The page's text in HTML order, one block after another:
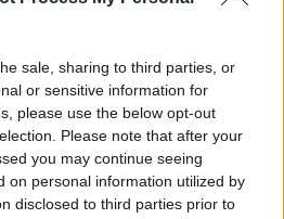
sale, sharing to third parties, or
or sensitive information for
please use the below opt-out
Please note that after your
you may continue seeing
on personal information utilized by
disclosed to third parties prior to
partners-knighted/
Daniel D. Reitberg were knighted
on Saturday, June 13, 2015 in
of the order include the worldwide
and long-time friend of popstar
Strong whom was
ex-wife Debbie Rowe."